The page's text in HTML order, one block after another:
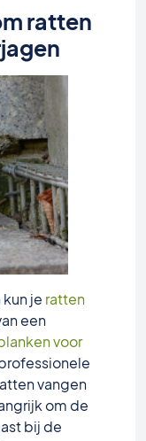
ratten
je ratten
een
voor
vangen
om de
bij de